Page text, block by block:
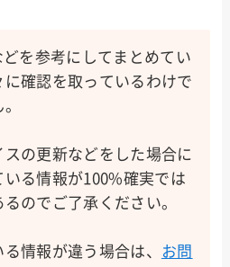
どを参考にしてまとめてい
に確認を取っているわけで
スの更新などをした場合に
いる情報が100%確実では
のでご了承ください。
情報が違う場合は、
お問